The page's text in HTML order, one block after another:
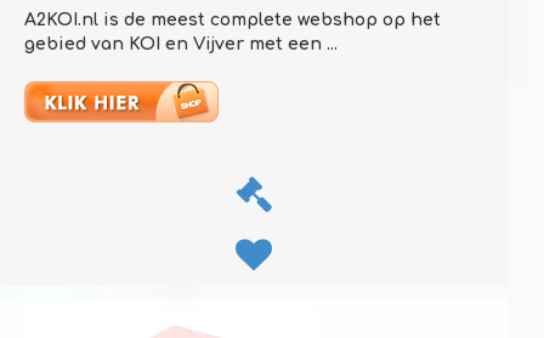
A2KOI.nl is de meest complete webshop op het
gebied van KOI en Vijver met een ...